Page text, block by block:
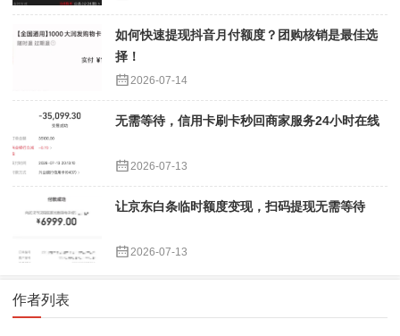
如何快速提现抖音月付额度？团购核销是最佳选
择！
2026-07-14
无需等待，信用卡刷卡秒回商家服务24小时在线
2026-07-13
让京东白条临时额度变现，扫码提现无需等待
2026-07-13
作者列表